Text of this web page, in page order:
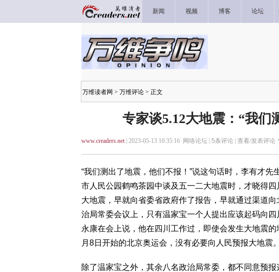
新闻 视频 博客 论坛
万维读者网 > 万维评论 > 正文
专家谈5.12大地震：“我们
www.creaders.net| 2023-05-13 10:35:16 网络论坛 | 5条评论 | 查看/发表评论
“我们测出了地震，他们不报！”说这句话时，李有才
市人民公园鹤鸣茶园中谈及五一二大地震时，才晓得
大地震，早就向省委省政府作了报告，早就通过渠道
治局常委会议上，只有温家宝一个人提出应该起码向
永康在会上说，他在四川工作过，即使会发生大地震
月8日开始的北京奥运会，没有必要向人民预报大地震
除了温家宝之外，其余八名政治局常委，都不同意预报